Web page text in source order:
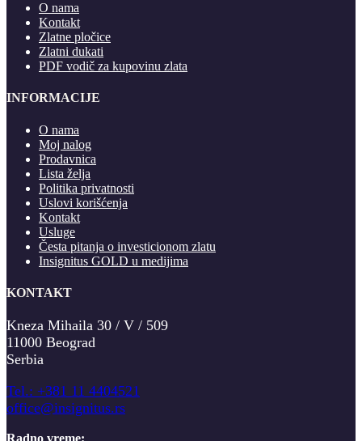
O nama
Kontakt
Zlatne pločice
Zlatni dukati
PDF vodič za kupovinu zlata
INFORMACIJE
O nama
Moj nalog
Prodavnica
Lista želja
Politika privatnosti
Uslovi korišćenja
Kontakt
Usluge
Česta pitanja o investicionom zlatu
Insignitus GOLD u medijima
KONTAKT
Kneza Mihaila 30 / V / 509
11000 Beograd
Serbia
Tel.: +381 11 4404521
office@insignitus.rs